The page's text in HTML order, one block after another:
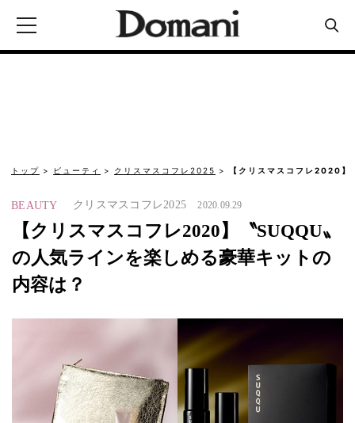
トップ ビューティ クリスマスコフレ2025 【クリスマスコフレ2020
BEAUTY クリスマスコフレ2025 2020.09.29
【クリスマスコフレ2020】〝SUQQU〟
の人気ラインを楽しめる豪華キットの
内容は？